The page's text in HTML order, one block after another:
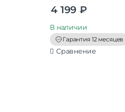
o
o
4 199 ₽
В наличии
Гарантия 12 месяцев
Сравнение